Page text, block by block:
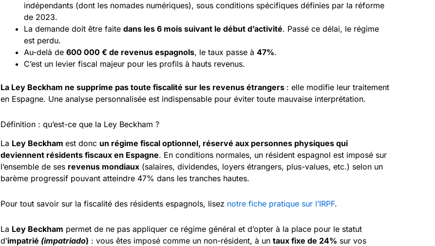
indépendants (dont les nomades numériques), sous conditions spécifiques définies par la réforme
de 2023.
La demande doit être faite dans les 6 mois suivant le début d’activité. Passé ce délai, le régime
est perdu.
Au-delà de 600 000 € de revenus espagnols, le taux passe à 47%.
C’est un levier fiscal majeur pour les profils à hauts revenus.
La Ley Beckham ne supprime pas toute fiscalité sur les revenus étrangers : elle modifie leur traitement
en Espagne. Une analyse personnalisée est indispensable pour éviter toute mauvaise interprétation.
Définition : qu’est-ce que la Ley Beckham ?
La Ley Beckham est donc un régime fiscal optionnel, réservé aux personnes physiques qui
deviennent résidents fiscaux en Espagne. En conditions normales, un résident espagnol est imposé sur
l’ensemble de ses revenus mondiaux (salaires, dividendes, loyers étrangers, plus-values, etc.) selon un
barème progressif pouvant atteindre 47% dans les tranches hautes.
Pour tout savoir sur la fiscalité des résidents espagnols, lisez notre fiche pratique sur l’IRPF.
La Ley Beckham permet de ne pas appliquer ce régime général et d’opter à la place pour le statut
d’impatrié (impatriado) : vous êtes imposé comme un non-résident, à un taux fixe de 24% sur vos